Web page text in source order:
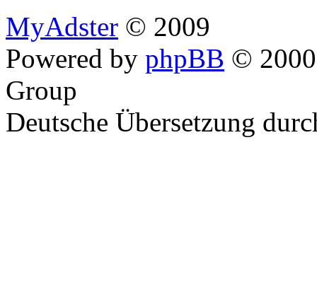
MyAdster © 2009
Powered by phpBB ©
Group
Deutsche Übersetzung